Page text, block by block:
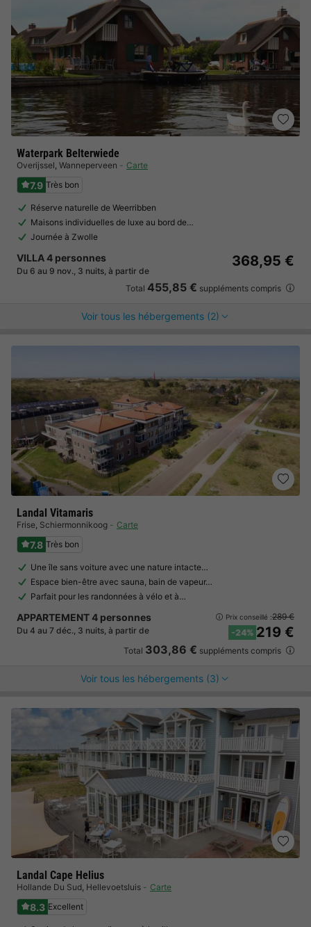
Waterpark Belterwiede
Overijssel, Wanneperveen Carte
7.9 Très bon
Réserve naturelle de Weerribben
Maisons individuelles de luxe au bord de…
Journée à Zwolle
VILLA 4 personnes
Du 6 au 9 nov., 3 nuits, à partir de
368,95 €
Total 455,85 € suppléments compris
Voir tous les hébergements (2)
Landal Vitamaris
Frise, Schiermonnikoog Carte
7.8 Très bon
Une île sans voiture avec une nature intacte…
Espace bien-être avec sauna, bain de vapeur…
Parfait pour les randonnées à vélo et à…
APPARTEMENT 4 personnes
Du 4 au 7 déc., 3 nuits, à partir de
Prix conseillé :289 €
-24% 219 €
Total 303,86 € suppléments compris
Voir tous les hébergements (3)
Landal Cape Helius
Hollande Du Sud, Hellevoetsluis Carte
8.3 Excellent